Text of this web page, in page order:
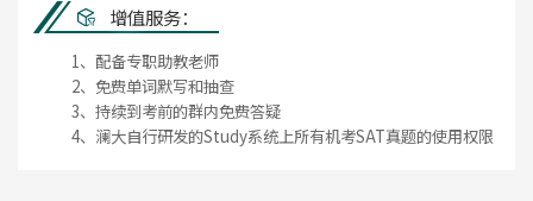
增值服务：
1、配备专职助教老师
2、免费单词默写和抽查
3、持续到考前的群内免费答疑
4、澜大自行研发的Study系统上所有机考SAT真题的使用权限